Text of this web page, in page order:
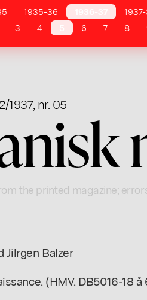
1935-36
3 4 6 7 8
1937, nr. 05
the printed magazine;
Jilrgen Balzer
(HMV. DB5016-18 å